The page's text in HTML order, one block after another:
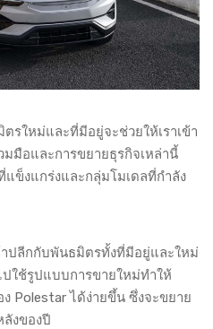
รใหม่และที่มีอยู่จะช่วยให้เราเข้า
มือและการขยายธุรกิจเหล่านี้
ข็งแกร่งและกลุ่มโมเดลที่กำลัง
ปลีกกับพันธมิตรทั้งที่มีอยู่และใหม่
ใช้รูปแบบการขายใหม่ทำให้
Polestar ได้ง่ายขึ้น ซึ่งจะขยาย
งของปี